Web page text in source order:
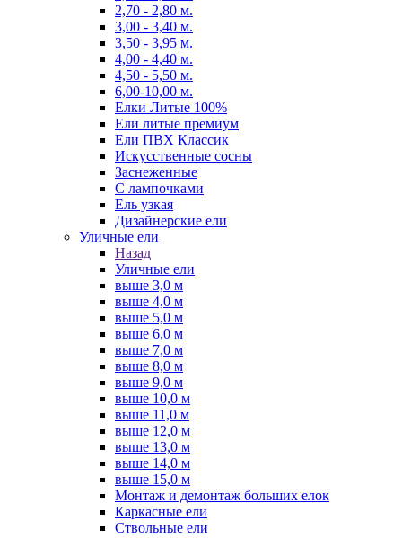
2,70 - 2,80 м.
3,00 - 3,40 м.
3,50 - 3,95 м.
4,00 - 4,40 м.
4,50 - 5,50 м.
6,00-10,00 м.
Елки Литые 100%
Ели литые премиум
Ели ПВХ Классик
Искусственные сосны
Заснеженные
С лампочками
Ель узкая
Дизайнерские ели
Уличные ели
Назад
Уличные ели
выше 3,0 м
выше 4,0 м
выше 5,0 м
выше 6,0 м
выше 7,0 м
выше 8,0 м
выше 9,0 м
выше 10,0 м
выше 11,0 м
выше 12,0 м
выше 13,0 м
выше 14,0 м
выше 15,0 м
Монтаж и демонтаж больших елок
Каркасные ели
Ствольные ели